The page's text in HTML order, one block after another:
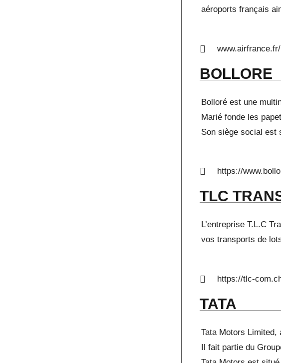
aéroports français
www.airfrance.fr/
BOLLORE
Bolloré est une
Marié fonde les
Son siège social est
https://
TLC
L’entreprise T.L.C
vos transports de
https://tlc-
TATA
Tata Motors Limited,
Il fait partie du